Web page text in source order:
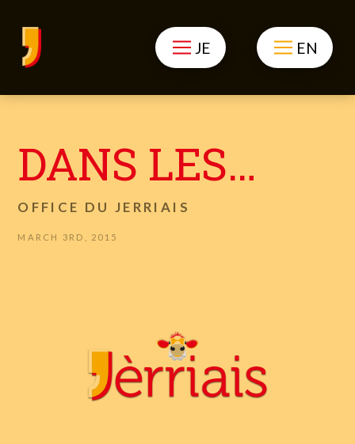
JE EN
DANS LES…
OFFICE DU JERRIAIS
MARCH 3RD, 2015